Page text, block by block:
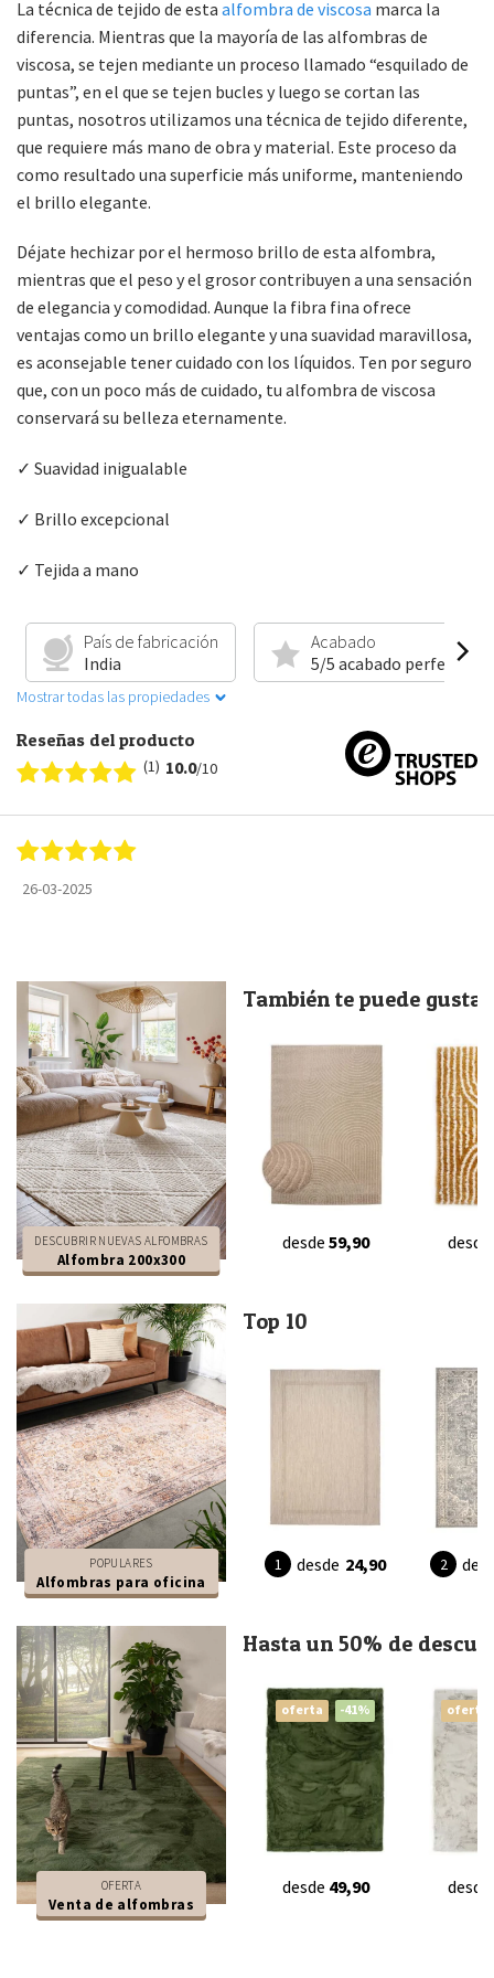
La técnica de tejido de esta alfombra de viscosa marca la
diferencia. Mientras que la mayoría de las alfombras de
viscosa, se tejen mediante un proceso llamado “esquilado de
puntas”, en el que se tejen bucles y luego se cortan las
puntas, nosotros utilizamos una técnica de tejido diferente,
que requiere más mano de obra y material. Este proceso da
como resultado una superficie más uniforme, manteniendo
el brillo elegante.
Déjate hechizar por el hermoso brillo de esta alfombra,
mientras que el peso y el grosor contribuyen a una sensación
de elegancia y comodidad. Aunque la fibra fina ofrece
ventajas como un brillo elegante y una suavidad maravillosa,
es aconsejable tener cuidado con los líquidos. Ten por seguro
que, con un poco más de cuidado, tu alfombra de viscosa
conservará su belleza eternamente.
✓ Suavidad inigualable
✓ Brillo excepcional
✓ Tejida a mano
País de fabricación
India
Acabado
5/5 acabado perfecto
Mostrar todas las propiedades
Reseñas del producto
(1) 10.0/10
26-03-2025
DESCUBRIR NUEVAS ALFOMBRAS
Alfombra 200x300
También te puede
desde 59,90 desde
POPULARES
Alfombras para oficina
Top 10
desde 24,90
OFERTA
Venta de alfombras
Hasta un 50% de
oferta -41%
desde 49,90
oferta
desde